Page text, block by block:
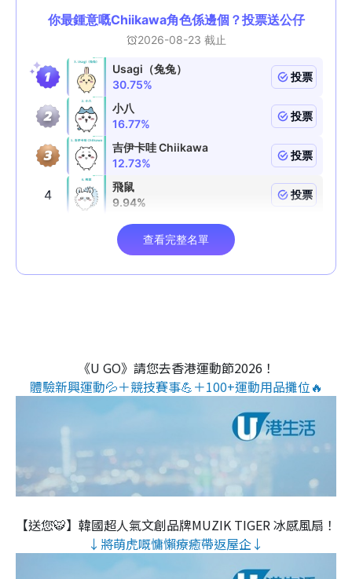
《U GO》請您去香港運動節2026！
體驗新興運動💦＋競技賽事💪＋100+運動用品攤位🔥
【送您🐯】韓國超人氣文創品牌MUZIK TIGER 冰感風扇！
↓將萌虎嘅慵懶療癒帶返屋企↓